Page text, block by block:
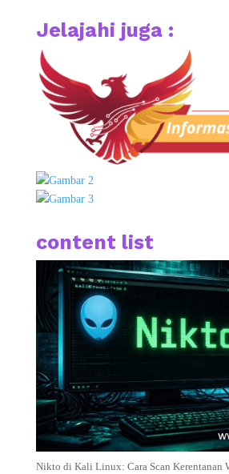
Jelajahi juga :
content list
Nikto di Kali Linux: Cara Scan Kerentanan